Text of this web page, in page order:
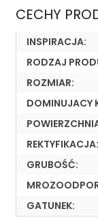
CECHY
INSPIRACJA:
RODZAJ
ROZMIAR:
DOMINUJACY
REKTYFIKACJA:
GRUBOŚĆ:
GATUNEK: